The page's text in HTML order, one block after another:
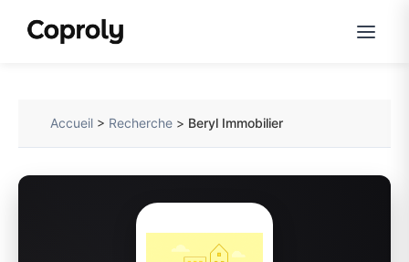
Accueil > Recherche > Beryl Immobilier